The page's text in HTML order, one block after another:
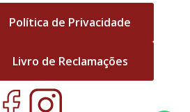
Política de Privacidade
Livro de Reclamações